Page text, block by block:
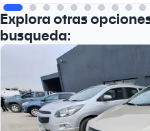
Explora otras
busqueda: